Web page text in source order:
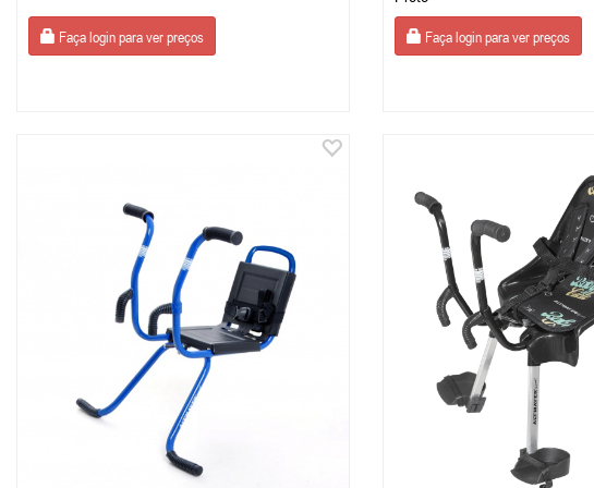
Faça login para ver preços Faça login para ver preços